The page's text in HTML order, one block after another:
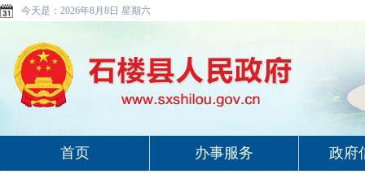
今天是： 2026年8月8日 星期六
首页 办事服务 政府